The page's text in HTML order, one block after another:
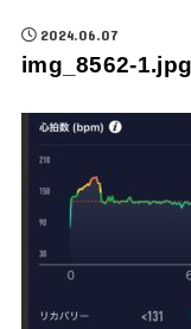
2024.06.07
img_8562-1.jpg